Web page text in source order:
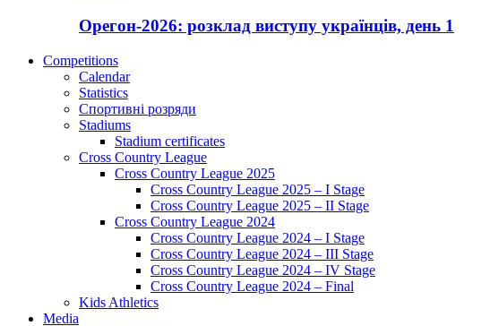
Орегон-2026: розклад виступу українців, день 1
Competitions
Calendar
Statistics
Спортивні розряди
Stadiums
Stadium certificates
Cross Country League
Cross Country League 2025
Cross Country League 2025 – I Stage
Cross Country League 2025 – II Stage
Cross Country League 2024
Cross Country League 2024 – I Stage
Cross Country League 2024 – III Stage
Cross Country League 2024 – IV Stage
Cross Country League 2024 – Final
Kids Athletics
Media